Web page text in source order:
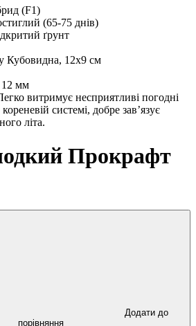
(F1)
(65-75 днів)
ґрунт
Кубовидна, 12х9 см
12 мм
витримує несприятливі погодні
системі, добре зав’язує
літа.
Прокрафт
Додати до
порівняння